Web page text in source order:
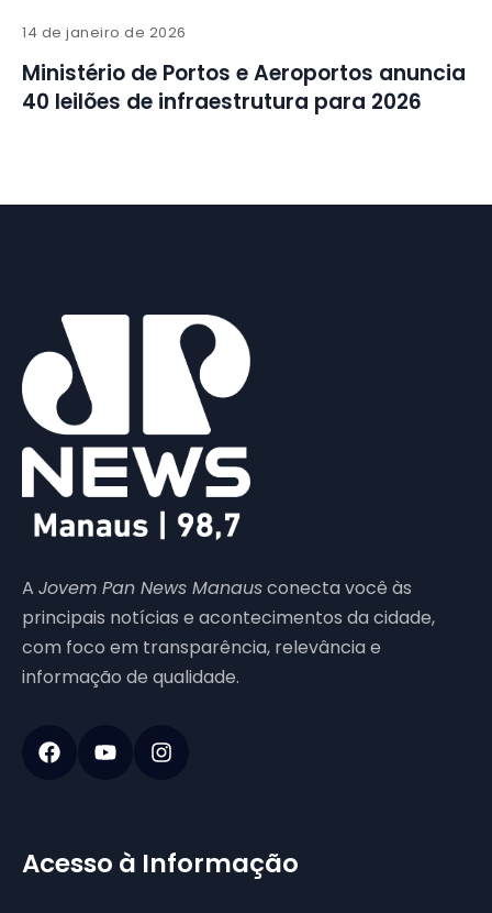
14 de janeiro de 2026
Ministério de Portos e Aeroportos anuncia
40 leilões de infraestrutura para 2026
A Jovem Pan News Manausconecta você às
principais notícias e acontecimentos da cidade,
com foco em transparência, relevância e
informação de qualidade.
Acesso à Informação